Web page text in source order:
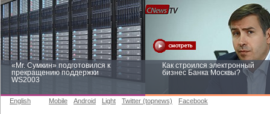
«Mr. Сумкин» подготовился к
прекращению поддержки
WS2003
Как строился электронный
бизнес Банка Москвы?
English Mobile Android Light Twitter (topnews) Facebook